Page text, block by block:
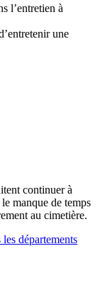
l’entretien à
une
continuer à
manque de temps
au cimetière.
les départements